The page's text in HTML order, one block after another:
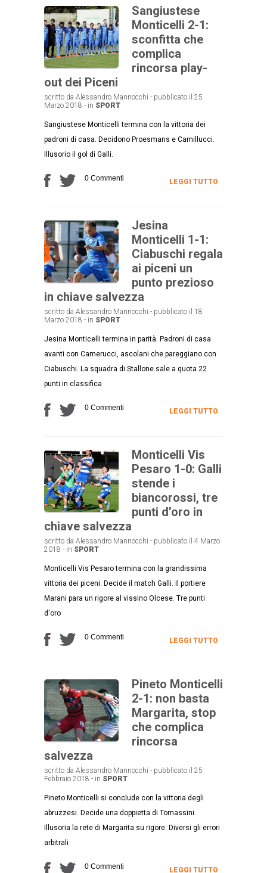
Sangiustese
Monticelli 2-1:
sconfitta che
complica
rincorsa play-
out dei Piceni
scritto da Alessandro Mannocchi - pubblicato il 25
Marzo 2018 - in SPORT
Sangiustese Monticelli termina con la vittoria dei
padroni di casa. Decidono Proesmans e Camillucci.
Illusorio il gol di Galli.
0 Commenti LEGGI TUTTO
Jesina
Monticelli 1-1:
Ciabuschi regala
ai piceni un
punto prezioso
in chiave salvezza
scritto da Alessandro Mannocchi - pubblicato il 18
Marzo 2018 - in SPORT
Jesina Monticelli termina in parità. Padroni di casa
avanti con Camerucci, ascolani che pareggiano con
Ciabuschi. La squadra di Stallone sale a quota 22
punti in classifica
0 Commenti LEGGI TUTTO
Monticelli Vis
Pesaro 1-0: Galli
stende i
biancorossi, tre
punti d’oro in
chiave salvezza
scritto da Alessandro Mannocchi - pubblicato il 4 Marzo
2018 - in SPORT
Monticelli Vis Pesaro termina con la grandissima
vittoria dei piceni. Decide il match Galli. Il portiere
Marani para un rigore al vissino Olcese. Tre punti
d'oro
0 Commenti LEGGI TUTTO
Pineto Monticelli
2-1: non basta
Margarita, stop
che complica
rincorsa
salvezza
scritto da Alessandro Mannocchi - pubblicato il 25
Febbraio 2018 - in SPORT
Pineto Monticelli si conclude con la vittoria degli
abruzzesi. Decide una doppietta di Tomassini.
Illusoria la rete di Margarita su rigore. Diversi gli errori
arbitrali
0 Commenti LEGGI TUTTO